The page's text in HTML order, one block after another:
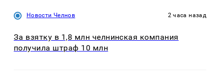
Новости Челнов 2 часа назад
За взятку в 1,8 млн челнинская компания
получила штраф 10 млн